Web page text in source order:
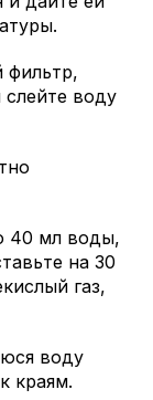
фильтр,
воду
40 мл воды,
на 30
газ,
воду
краям.